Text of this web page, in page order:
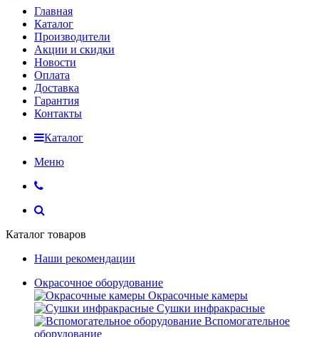
Главная
Каталог
Производители
Акции и скидки
Новости
Оплата
Доставка
Гарантия
Контакты
Каталог
Меню
Каталог товаров
Наши рекомендации
Окрасочное оборудование
Окрасочные камеры
Сушки инфракрасные
Вспомогательное
оборудование